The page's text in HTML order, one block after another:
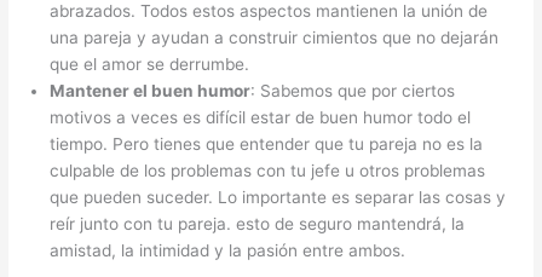
abrazados. Todos estos aspectos mantienen la unión de
una pareja y ayudan a construir cimientos que no dejarán
que el amor se derrumbe.
Mantener el buen humor: Sabemos que por ciertos
motivos a veces es difícil estar de buen humor todo el
tiempo. Pero tienes que entender que tu pareja no es la
culpable de los problemas con tu jefe u otros problemas
que pueden suceder. Lo importante es separar las cosas y
reír junto con tu pareja. esto de seguro mantendrá, la
amistad, la intimidad y la pasión entre ambos.